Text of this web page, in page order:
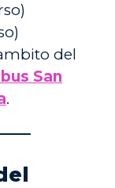
del
San
.